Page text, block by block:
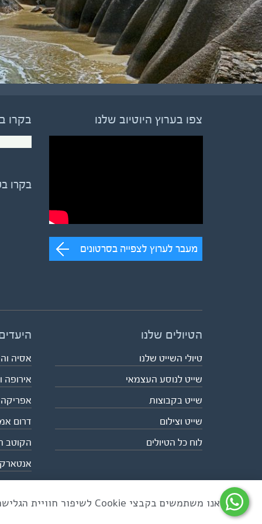
צפו בערוץ היוטיוב שלנו
מעבר לערוץ לצפייה בסרטונים
בקרו
בקרו
הטיולים שלנו
טיולי השייט שלנו
שייט לנוסע העצמאי
שייט בקבוצות
שייט וצילום
לוח כל הטיולים
אסיה
אירופה
אפריקה
דרום
הקוטב
כל הזכויות שמורות לאקו טיולי שטח | טלפון 03-6879090 | פקס 03-6879099 |
אנו משתמשים בקבצי Cookie לשיפור חוויית הגלישה ולניתוח שימוש באתר